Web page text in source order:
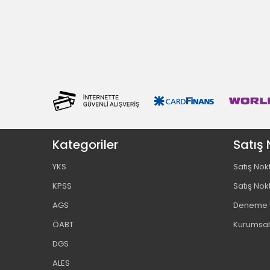
Kategoriler
YKS
KPSS
AGS
ÖABT
DGS
ALES
Satış
Satış
Satış
Deneme